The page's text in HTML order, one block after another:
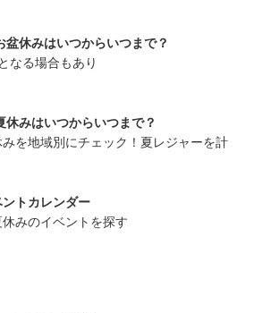
盆休みはいつからいつまで？
なる場合もあり
休みはいつからいつまで？
を地域別にチェック！夏レジャーを計
トカレンダー
みのイベントを探す